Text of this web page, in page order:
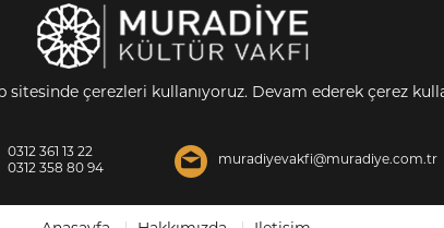
çerezleri kullanıyoruz. Devam ederek çerez
0312 361 13 22
0312 358 80 94
muradiyevakfi@muradiye.com.tr